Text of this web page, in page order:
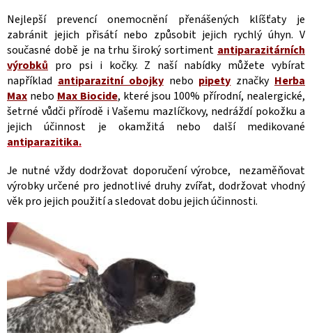
Nejlepší prevencí onemocnění přenášených klíšťaty je
zabránit jejich přisátí nebo způsobit jejich rychlý úhyn. V
současné době je na trhu široký sortiment antiparazitárních
výrobků pro psi i kočky. Z naší nabídky můžete vybírat
například antiparazitní obojkynebo pipety značky Herba
Max nebo Max Biocide, které jsou 100% přírodní, nealergické,
šetrné vůdči přírodě i Vašemu mazlíčkovy, nedráždí pokožku a
jejich účinnost je okamžitá nebo další medikované
antiparazitika.
Je nutné vždy dodržovat doporučení výrobce, nezaměňovat
výrobky určené pro jednotlivé druhy zvířat, dodržovat vhodný
věk pro jejich použití a sledovat dobu jejich účinnosti.